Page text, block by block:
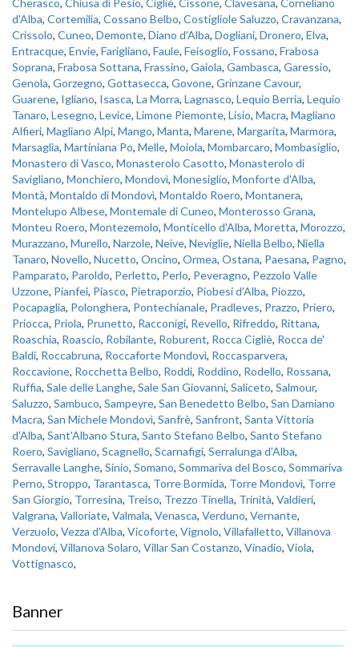
Cherasco, Chiusa di Pesio, Cigliè, Cissone, Clavesana, Corneliano
d'Alba, Cortemilia, Cossano Belbo, Costigliole Saluzzo, Cravanzana,
Crissolo, Cuneo, Demonte, Diano d'Alba, Dogliani, Dronero, Elva,
Entracque, Envie, Farigliano, Faule, Feisoglio, Fossano, Frabosa
Soprana, Frabosa Sottana, Frassino, Gaiola, Gambasca, Garessio,
Genola, Gorzegno, Gottasecca, Govone, Grinzane Cavour,
Guarene, Igliano, Isasca, La Morra, Lagnasco, Lequio Berria, Lequio
Tanaro, Lesegno, Levice, Limone Piemonte, Lisio, Macra, Magliano
Alfieri, Magliano Alpi, Mango, Manta, Marene, Margarita, Marmora,
Marsaglia, Martiniana Po, Melle, Moiola, Mombarcaro, Mombasiglio,
Monastero di Vasco, Monasterolo Casotto, Monasterolo di
Savigliano, Monchiero, Mondovì, Monesiglio, Monforte d'Alba,
Montà, Montaldo di Mondovì, Montaldo Roero, Montanera,
Montelupo Albese, Montemale di Cuneo, Monterosso Grana,
Monteu Roero, Montezemolo, Monticello d'Alba, Moretta, Morozzo,
Murazzano, Murello, Narzole, Neive, Neviglie, Niella Belbo, Niella
Tanaro, Novello, Nucetto, Oncino, Ormea, Ostana, Paesana, Pagno,
Pamparato, Paroldo, Perletto, Perlo, Peveragno, Pezzolo Valle
Uzzone, Pianfei, Piasco, Pietraporzio, Piobesi d'Alba, Piozzo,
Pocapaglia, Polonghera, Pontechianale, Pradleves, Prazzo, Priero,
Priocca, Priola, Prunetto, Racconigi, Revello, Rifreddo, Rittana,
Roaschia, Roascio, Robilante, Roburent, Rocca Cigliè, Rocca de'
Baldi, Roccabruna, Roccaforte Mondovì, Roccasparvera,
Roccavione, Rocchetta Belbo, Roddi, Roddino, Rodello, Rossana,
Ruffia, Sale delle Langhe, Sale San Giovanni, Saliceto, Salmour,
Saluzzo, Sambuco, Sampeyre, San Benedetto Belbo, San Damiano
Macra, San Michele Mondovì, Sanfrè, Sanfront, Santa Vittoria
d'Alba, Sant'Albano Stura, Santo Stefano Belbo, Santo Stefano
Roero, Savigliano, Scagnello, Scarnafigi, Serralunga d'Alba,
Serravalle Langhe, Sinio, Somano, Sommariva del Bosco, Sommariva
Perno, Stroppo, Tarantasca, Torre Bormida, Torre Mondovì, Torre
San Giorgio, Torresina, Treiso, Trezzo Tinella, Trinità, Valdieri,
Valgrana, Valloriate, Valmala, Venasca, Verduno, Vernante,
Verzuolo, Vezza d'Alba, Vicoforte, Vignolo, Villafalletto, Villanova
Mondovi, Villanova Solaro, Villar San Costanzo, Vinadio, Viola,
Vottignasco,
Banner